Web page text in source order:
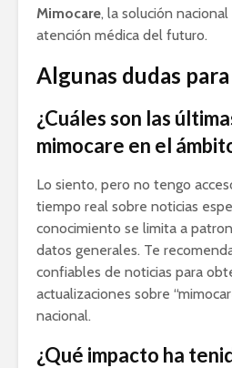
Mimocare, la solución
atención médica del futuro.
Algunas dudas
¿Cuáles son las
mimocare en el
Lo siento, pero no tengo
tiempo real sobre noticias
conocimiento se limita a
datos generales. Te
confiables de noticias para
actualizaciones sobre
nacional.
¿Qué impacto ha